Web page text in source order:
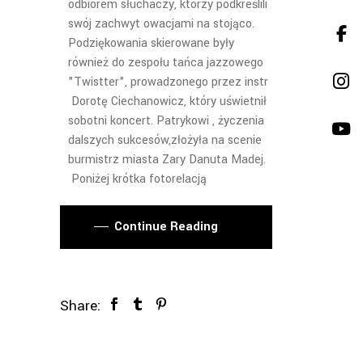
odbiorem słuchaczy, którzy podkreślili
swój zachwyt owacjami na stojąco.
Podziękowania skierowane były
również do zespołu tańca jazzowego
"Twistter", prowadzonego przez instr
Dorotę Ciechanowicz, który uświetnił
sobotni koncert. Patrykowi , życzenia
dalszych sukcesów,złożyła na scenie
burmistrz miasta Zary Danuta Madej.
Poniżej krótka fotorelacją
Continue Reading
Share: